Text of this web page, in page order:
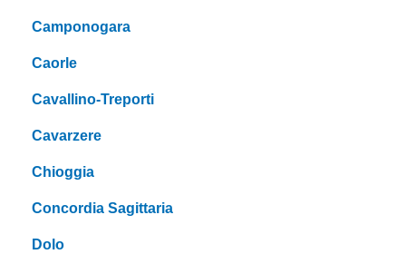
Camponogara
Caorle
Cavallino-Treporti
Cavarzere
Chioggia
Concordia Sagittaria
Dolo